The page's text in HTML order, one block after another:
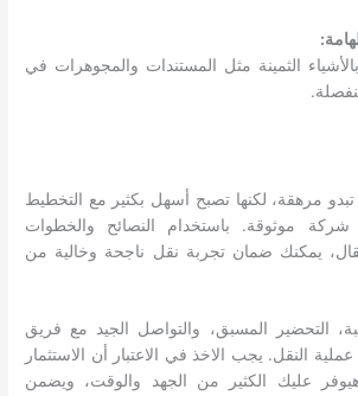
الثمينة مثل المستندات والمجوهرات في
مرهقة، لكنها تصبح أسهل بكثير مع التخطيط
شركة موثوقة. باستخدام النصائح والخطوات
يمكنك ضمان تجربة نقل ناجحة وخالية من
التحضير المسبق، والتواصل الجيد مع فريق
النقل. يجب الاخذ في الاعتبار أن الاستثمار
عليك الكثير من الجهد والوقت، ويضمن